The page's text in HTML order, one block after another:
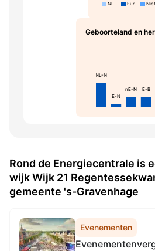
NL Eur.
Geboorteland en
NL-N
E-N
nE-N E-B
Rond de Energiecentrale is
wijk Wijk 21
gemeente 's-Gravenhage
Evenementen